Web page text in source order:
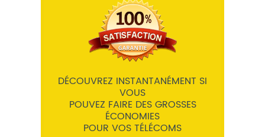
DÉCOUVREZ INSTANTANÉMENT SI
VOUS
POUVEZ FAIRE DES GROSSES
ÉCONOMIES
POUR VOS TÉLÉCOMS